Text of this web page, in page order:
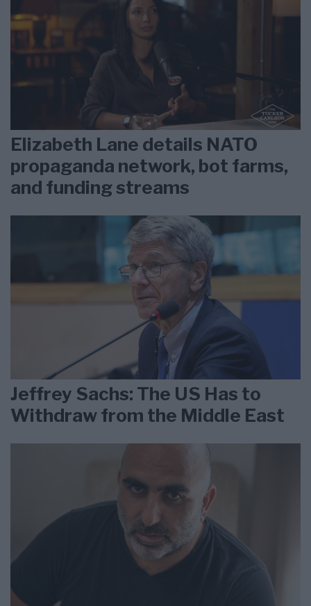
Elizabeth Lane details NATO
propaganda network, bot farms,
and funding streams
Jeffrey Sachs: The US Has to
Withdraw from the Middle East